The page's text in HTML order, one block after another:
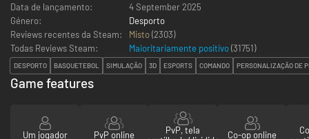
Data de lançamento:
4 September 2025
Género:
Desporto
Reviews recentes da Steam:
Misto(2303)
Todas Reviews Steam:
Maioritariamente positivo(31751)
DESPORTO BASQUETEBOL SIMULAÇÃO 3D ESPORTS COMANDO PERSONALIZAÇÃO DE
Game features
Um jogador PvP online
PvP, tela
Co-op online